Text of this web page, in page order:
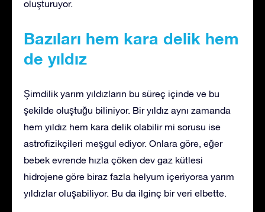
oluşturuyor.
Bazıları hem kara delik hem
de yıldız
Şimdilik yarım yıldızların bu süreç içinde ve bu
şekilde oluştuğu biliniyor. Bir yıldız aynı zamanda
hem yıldız hem kara delik olabilir mi sorusu ise
astrofizikçileri meşgul ediyor. Onlara göre, eğer
bebek evrende hızla çöken dev gaz kütlesi
hidrojene göre biraz fazla helyum içeriyorsa yarım
yıldızlar oluşabiliyor. Bu da ilginç bir veri elbette.